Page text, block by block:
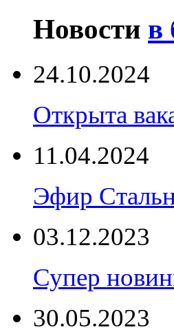
Новости в
24.10.2024
Открыта
11.04.2024
Эфир
03.12.2023
Супер
30.05.2023